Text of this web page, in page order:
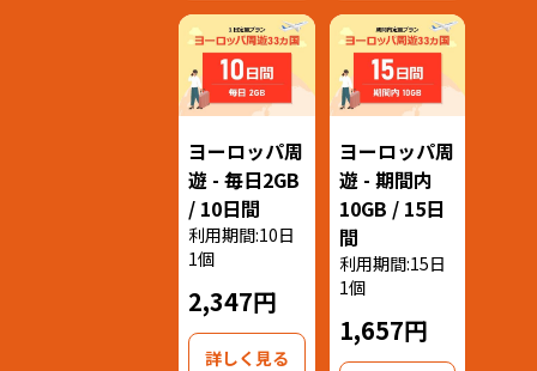
ヨーロッパ周
遊 - 毎日2GB
/ 10日間
利用期間:10日
1個
2,347円
詳しく見る
ヨーロッパ周
遊 - 期間内
10GB / 15日
間
利用期間:15日
1個
1,657円